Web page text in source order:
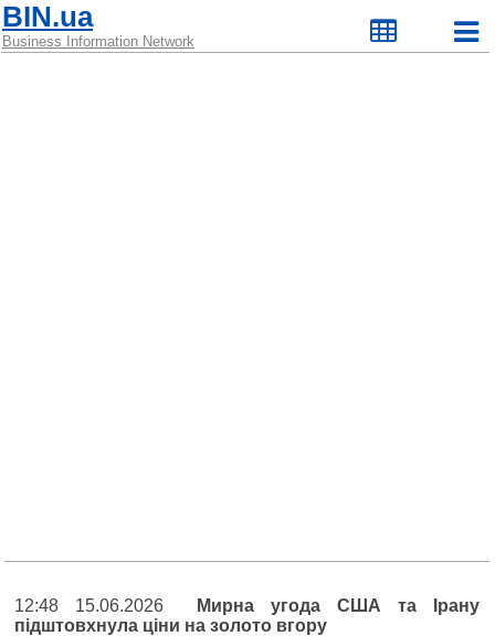
BIN.ua
Business Information Network
12:48 15.06.2026
Мирна угода США та Ірану
підштовхнула ціни на золото вгору